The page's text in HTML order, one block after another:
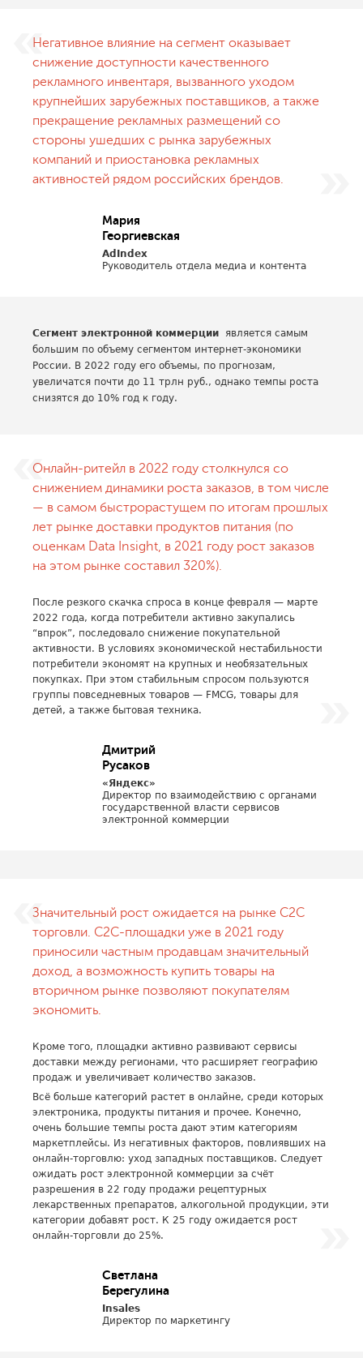
Негативное влияние на сегмент оказывает
снижение доступности качественного
рекламного инвентаря, вызванного уходом
крупнейших зарубежных поставщиков, а также
прекращение рекламных размещений со
стороны ушедших с рынка зарубежных
компаний и приостановка рекламных
активностей рядом российских брендов.
Мария
Георгиевская
AdIndex
Руководитель отдела медиа и контента
Сегмент электронной коммерции является самым
большим по объему сегментом интернет-экономики
России. В 2022 году его объемы, по прогнозам,
увеличатся почти до 11 трлн руб., однако темпы роста
снизятся до 10% год к году.
Онлайн-ритейл в 2022 году столкнулся со
снижением динамики роста заказов, в том числе
— в самом быстрорастущем по итогам прошлых
лет рынке доставки продуктов питания (по
оценкам Data Insight, в 2021 году рост заказов
на этом рынке составил 320%).
После резкого скачка спроса в конце февраля — марте
2022 года, когда потребители активно закупались
“впрок”, последовало снижение покупательной
активности. В условиях экономической нестабильности
потребители экономят на крупных и необязательных
покупках. При этом стабильным спросом пользуются
группы повседневных товаров — FMCG, товары для
детей, а также бытовая техника.
Дмитрий
Русаков
«Яндекс»
Директор по взаимодействию с органами
государственной власти сервисов
электронной коммерции
Значительный рост ожидается на рынке C2C
торговли. С2С-площадки уже в 2021 году
приносили частным продавцам значительный
доход, а возможность купить товары на
вторичном рынке позволяют покупателям
экономить.
Кроме того, площадки активно развивают сервисы
доставки между регионами, что расширяет географию
продаж и увеличивает количество заказов.
Всё больше категорий растет в онлайне, среди которых
электроника, продукты питания и прочее. Конечно,
очень большие темпы роста дают этим категориям
маркетплейсы. Из негативных факторов, повлиявших на
онлайн-торговлю: уход западных поставщиков. Следует
ожидать рост электронной коммерции за счёт
разрешения в 22 году продажи рецептурных
лекарственных препаратов, алкогольной продукции, эти
категории добавят рост. К 25 году ожидается рост
онлайн-торговли до 25%.
Светлана
Берегулина
Insales
Директор по маркетингу